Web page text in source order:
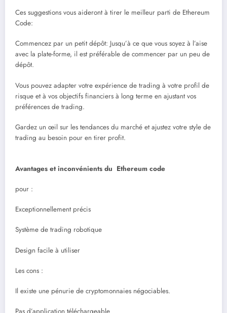
Ces suggestions vous aideront à tirer le meilleur parti de Ethereum
Code:
Commencez par un petit dépôt: Jusqu’à ce que vous soyez à l’aise
avec la plate-forme, il est préférable de commencer par un peu de
dépôt.
Vous pouvez adapter votre expérience de trading à votre profil de
risque et à vos objectifs financiers à long terme en ajustant vos
préférences de trading.
Gardez un œil sur les tendances du marché et ajustez votre style de
trading au besoin pour en tirer profit.
Avantages et inconvénients du Ethereum code
pour :
Exceptionnellement précis
Système de trading robotique
Design facile à utiliser
Les cons :
Il existe une pénurie de cryptomonnaies négociables.